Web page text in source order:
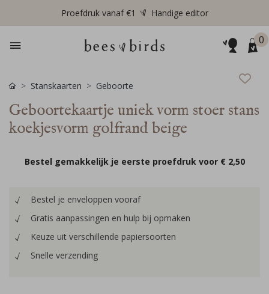
Proefdruk vanaf €1 Handige editor
0
Stanskaarten Geboorte
Geboortekaartje uniek vorm stoer stans
koekjesvorm golfrand beige
Bestel gemakkelijk je eerste proefdruk voor € 2,50
Bestel je enveloppen vooraf
Gratis aanpassingen en hulp bij opmaken
Keuze uit verschillende papiersoorten
Snelle verzending